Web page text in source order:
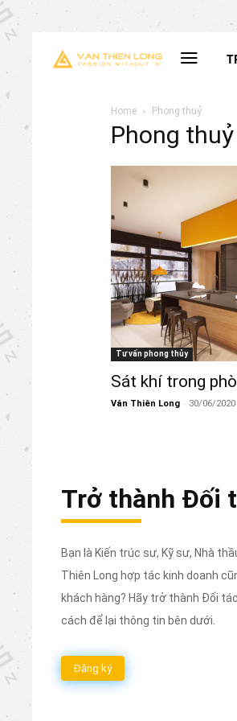
Home Phong thuỷ
Phong thuỷ
Tư vấn phong thủy
Sát khí trong
Vân Thiên Long - 30/06/2020
Trở thành Đối
Bạn là Kiến trúc sư, Kỹ sư, Nhà
Thiên Long hợp tác kinh doanh
khách hàng? Hãy trở thành Đối
cách để lại thông tin bên dưới.
Đăng ký